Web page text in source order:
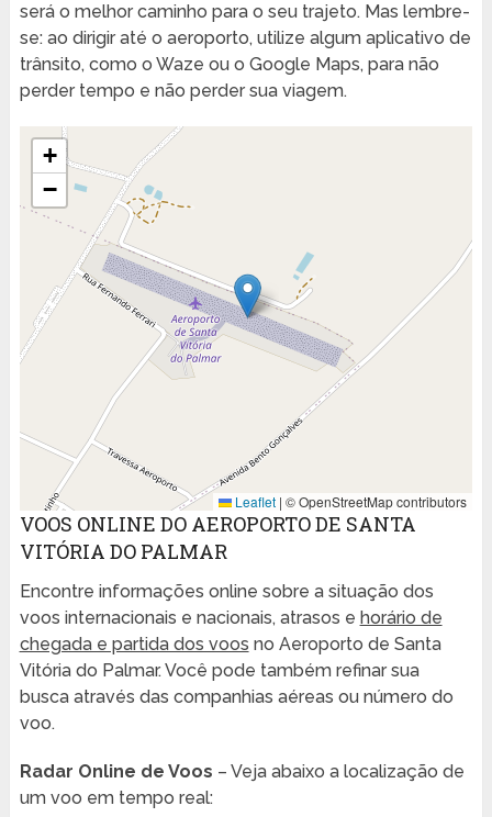
será o melhor caminho para o seu trajeto. Mas lembre-
se: ao dirigir até o aeroporto, utilize algum aplicativo de
trânsito, como o Waze ou o Google Maps, para não
perder tempo e não perder sua viagem.
+
−
Leaflet | © OpenStreetMap contributors
VOOS ONLINE DO AEROPORTO DE SANTA
VITÓRIA DO PALMAR
Encontre informações online sobre a situação dos
voos internacionais e nacionais, atrasos e horário de
chegada e partida dos voos no Aeroporto de Santa
Vitória do Palmar. Você pode também refinar sua
busca através das companhias aéreas ou número do
voo.
Radar Online de Voos – Veja abaixo a localização de
um voo em tempo real: